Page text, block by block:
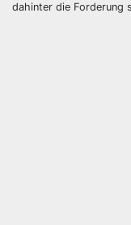
dahinter die Forderung